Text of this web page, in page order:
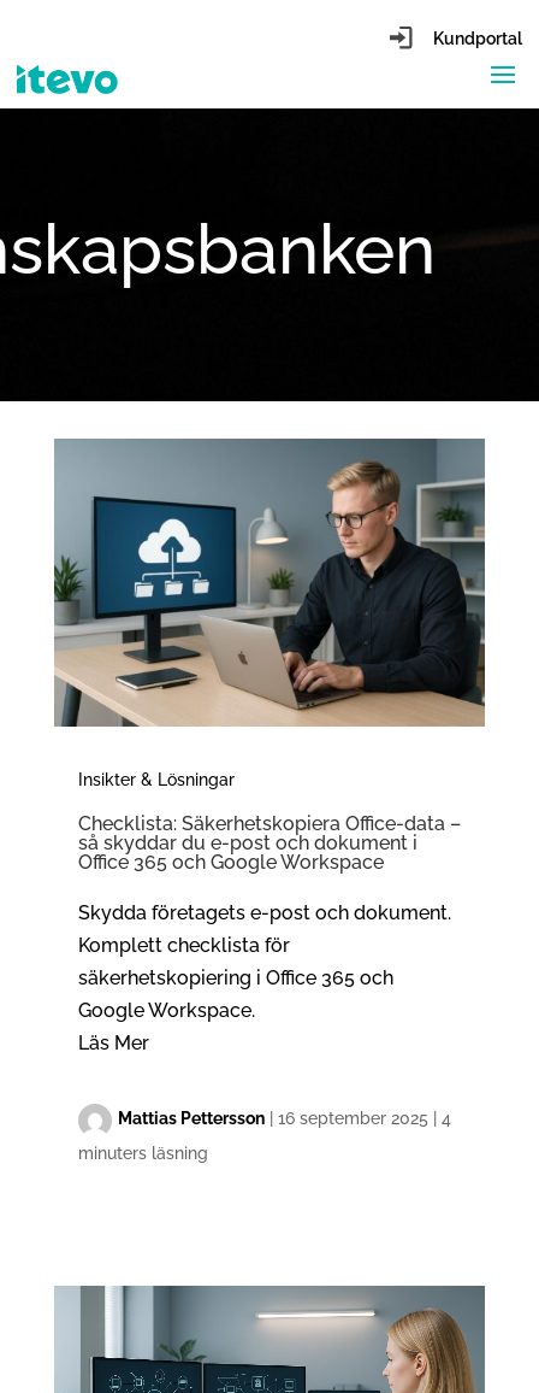
Kundportal
Insikter & Lösningar
Checklista: Säkerhetskopiera Office-data –
så skyddar du e-post och dokument i
Office 365 och Google Workspace
Skydda företagets e-post och dokument.
Komplett checklista för
säkerhetskopiering i Office 365 och
Google Workspace.
Läs Mer
Mattias Pettersson| 16 september 2025
4
minuters läsning